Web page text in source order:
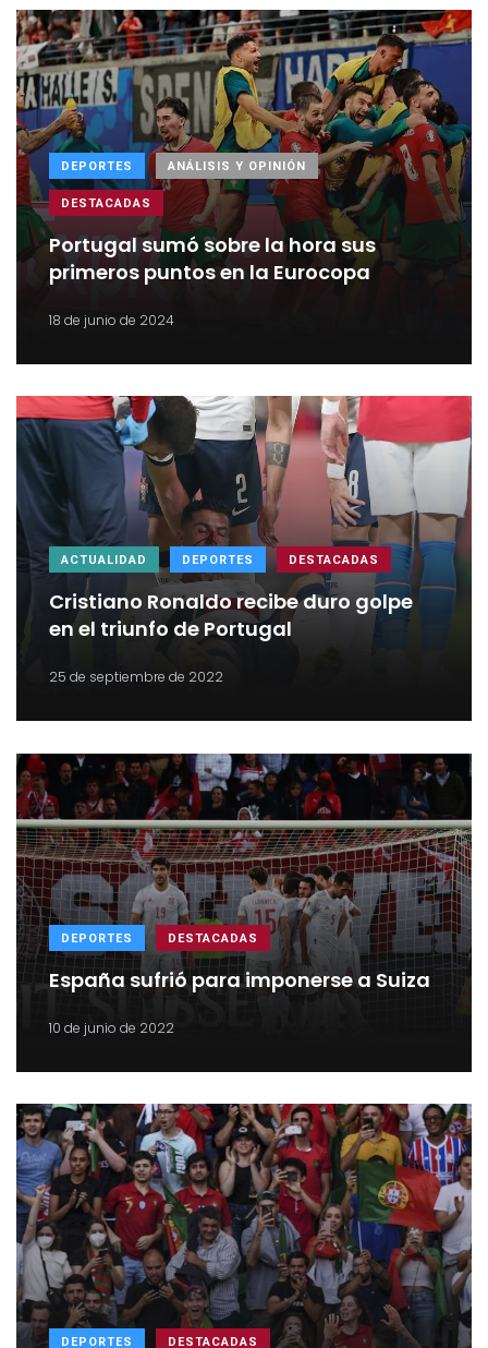
DEPORTES ANÁLISIS Y OPINIÓN
DESTACADAS
Portugal sumó sobre la hora sus
primeros puntos en la Eurocopa
18 de junio de 2024
ACTUALIDAD DEPORTES DESTACADAS
Cristiano Ronaldo recibe duro golpe
en el triunfo de Portugal
25 de septiembre de 2022
DEPORTES DESTACADAS
España sufrió para imponerse a Suiza
10 de junio de 2022
DEPORTES DESTACADAS